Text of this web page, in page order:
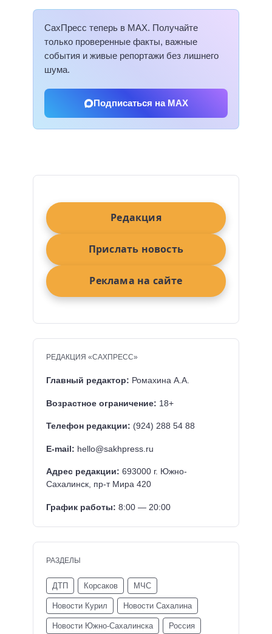
СахПресс теперь в MAX. Получайте
только проверенные факты, важные
события и живые репортажи без лишнего
шума.
Подписаться на MAX
Редакция
Прислать новость
Реклама на сайте
РЕДАКЦИЯ «САХПРЕСС»
Главный редактор: Ромахина А.А.
Возрастное ограничение: 18+
Телефон редакции: (924) 288 54 88
E-mail: hello@sakhpress.ru
Адрес редакции: 693000 г. Южно-
Сахалинск, пр-т Мира 420
График работы: 8:00 — 20:00
РАЗДЕЛЫ
ДТП Корсаков МЧС
Новости Курил Новости Сахалина
Новости Южно-Сахалинска Россия